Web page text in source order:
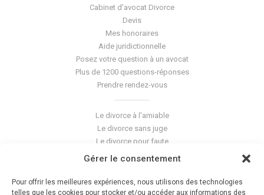
Gérer le consentement
Pour offrir les meilleures expériences, nous utilisons des technologies
telles que les cookies pour stocker et/ou accéder aux informations des
Cabinet d'avocat Divorce
Devis
Mes honoraires
Aide juridictionnelle
Posez votre question à un avocat
Plus de 1200 questions-réponses
Prendre rendez-vous
Le divorce à l'amiable
Le divorce sans juge
Le divorce pour faute
Le divorce accepté
La séparation de corps
Les violences conjugales